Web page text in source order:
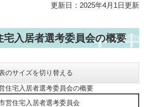
更新日：2025年4月1日更新
宅入居者選考委員会の概要
のサイズを切り替える
住宅入居者選考委員会の概要
営住宅入居者選考委員会